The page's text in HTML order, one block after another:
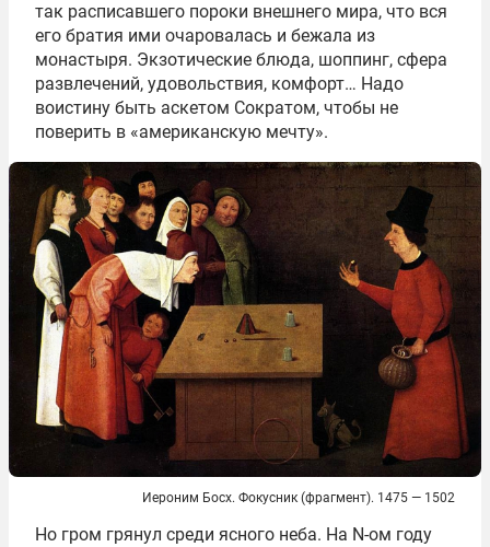
так расписавшего пороки внешнего мира, что вся
его братия ими очаровалась и бежала из
монастыря. Экзотические блюда, шоппинг, сфера
развлечений, удовольствия, комфорт… Надо
воистину быть аскетом Сократом, чтобы не
поверить в «американскую мечту».
Иероним Босх. Фокусник (фрагмент). 1475 — 1502
Но гром грянул среди ясного неба. На N-ом году